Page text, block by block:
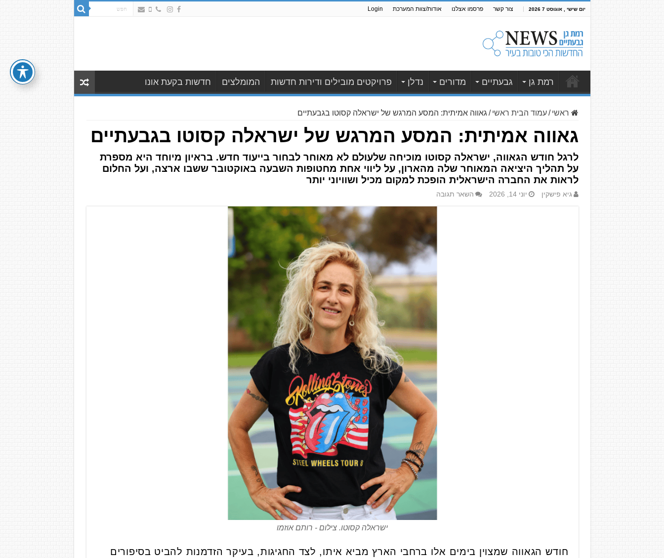
יום שישי , אוגוסט 7 2026 צור קשר פרסמו אצלנו אודות/צוות המערכת Login
רמת גן גבעתיים מדורים נדלן פרויקטים מובילים ודירות חדשות המומלצים חדשות בקעת אונו
ראשי / עמוד הבית ראשי / גאווה אמיתית: המסע המרגש של ישראלה קסוטו בגבעתיים
גאווה אמיתית: המסע המרגש של ישראלה קסוטו בגבעתיים
לרגל חודש הגאווה, ישראלה קסוטו מוכיחה שלעולם לא מאוחר לבחור בייעוד חדש. בראיון מיוחד היא מספרת
על תהליך היציאה המאוחר שלה מהארון, על ליווי אחת מחטופות השבעה באוקטובר ששבו ארצה, ועל החלום
לראות את החברה הישראלית הופכת למקום מכיל ושוויוני יותר
גיא פישקין יוני 14, 2026 השאר תגובה
ישראלה קסוטו. צילום - רותם אוזמו
חודש הגאווה שמצוין בימים אלו ברחבי הארץ מביא איתו, לצד החגיגות, בעיקר הזדמנות להביט בסיפורים